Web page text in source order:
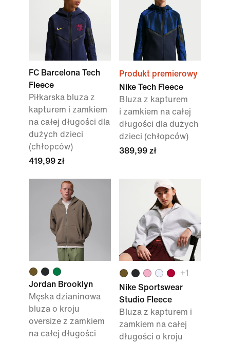
FC Barcelona Tech
Fleece
Piłkarska bluza z
kapturem i zamkiem
na całej długości dla
dużych dzieci
(chłopców)
419,99 zł
Produkt premierowy
Nike Tech Fleece
Bluza z kapturem
i zamkiem na całej
długości dla dużych
dzieci (chłopców)
389,99 zł
Jordan Brooklyn
Męska dzianinowa
bluza o kroju
oversize z zamkiem
na całej długości
+1
Nike Sportswear
Studio Fleece
Bluza z kapturem i
zamkiem na całej
długości o kroju